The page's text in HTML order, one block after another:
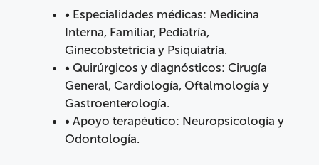
• Especialidades médicas: Medicina
Interna, Familiar, Pediatría,
Ginecobstetricia y Psiquiatría.
• Quirúrgicos y diagnósticos: Cirugía
General, Cardiología, Oftalmología y
Gastroenterología.
• Apoyo terapéutico: Neuropsicología y
Odontología.